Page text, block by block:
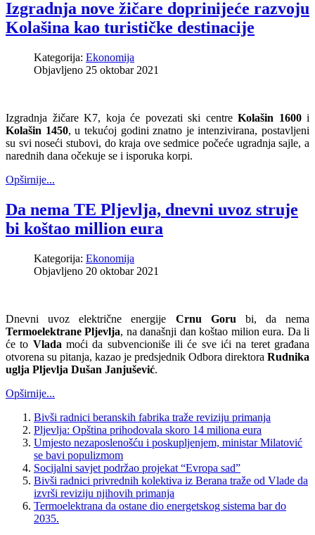
Izgradnja nove žičare doprinijeće razvoju
Kolašina kao turističke destinacije
Kategorija: Ekonomija
Objavljeno 25 oktobar 2021
Izgradnja žičare K7, koja će povezati ski centre Kolašin 1600i
Kolašin 1450, u tekućoj godini znatno je intenzivirana, postavljeni
su svi noseći stubovi, do kraja ove sedmice počeće ugradnja sajle, a
narednih dana očekuje se i isporuka korpi.
Opširnije...
Da nema TE Pljevlja, dnevni uvoz struje
bi koštao million eura
Kategorija: Ekonomija
Objavljeno 20 oktobar 2021
Dnevni uvoz električne energije Crnu Goru bi, da nema
Termoelektrane Pljevlja, na današnji dan koštao milion eura. Da li
će to Vlada moći da subvencioniše ili će sve ići na teret građana
otvorena su pitanja, kazao je predsjednik Odbora direktora Rudnika
uglja Pljevlja Dušan Janjušević.
Opširnije...
Bivši radnici beranskih fabrika traže reviziju primanja
Pljevlja: Opština prihodovala skoro 14 miliona eura
Umjesto nezaposlenošću i poskupljenjem, ministar Milatović
se bavi populizmom
Socijalni savjet podržao projekat “Evropa sad”
Bivši radnici privrednih kolektiva iz Berana traže od Vlade da
izvrši reviziju njihovih primanja
Termoelektrana da ostane dio energetskog sistema bar do
2035.